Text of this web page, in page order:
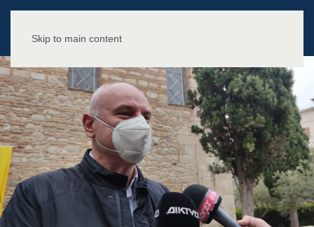
Skip to main content